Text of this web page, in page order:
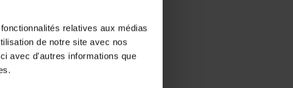
relatives aux médias
de notre site avec nos
avec d'autres informations que
que
combinées aux